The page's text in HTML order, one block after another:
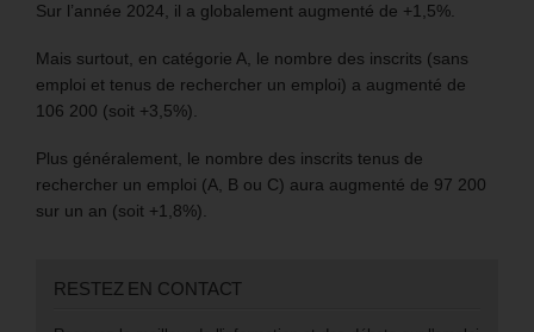
Sur l’année 2024, il a globalement augmenté de +1,5%.
Mais surtout, en catégorie A, le nombre des inscrits (sans
emploi et tenus de rechercher un emploi) a augmenté de
106 200 (soit +3,5%).
Plus généralement, le nombre des inscrits tenus de
rechercher un emploi (A, B ou C) aura augmenté de 97 200
sur un an (soit +1,8%).
RESTEZ EN CONTACT